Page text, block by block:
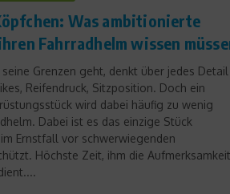
Was ambitionierte
Fahrradhelm wissen
Grenzen geht, denkt über jedes Detail
Reifendruck, Sitzposition. Doch ein
wird dabei häufig zu wenig
Dabei ist es das einzige Stück
Ernstfall vor schwerwiegenden
Höchste Zeit, ihm die Aufmerksamkeit